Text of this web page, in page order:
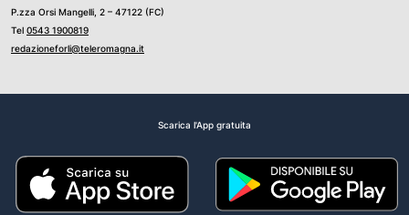
P.zza Orsi Mangelli, 2 – 47122 (FC)
Tel 0543 1900819
redazioneforli@teleromagna.it
Scarica l'App gratuita